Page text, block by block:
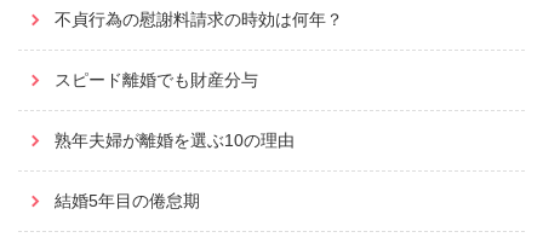
不貞行為の慰謝料請求の時効は何年？
スピード離婚でも財産分与
熟年夫婦が離婚を選ぶ10の理由
結婚5年目の倦怠期